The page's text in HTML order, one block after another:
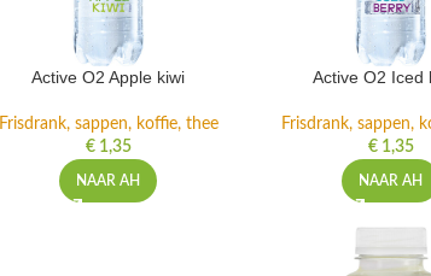
Active O2 Apple kiwi
Frisdrank, sappen, koffie, thee
€1,35
NAAR AH
Active O2 Iced
Frisdrank, sappen,
€1,35
NAAR AH